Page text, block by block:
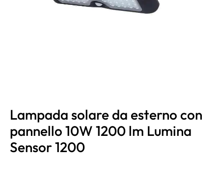
Lampada solare da esterno con
pannello 10W 1200 lm Lumina
Sensor 1200